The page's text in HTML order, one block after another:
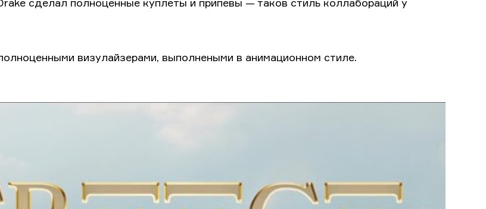
сделал полноценные куплеты и припевы — таков стиль коллабораций у
визулайзерами, выполнеными в анимационном стиле.